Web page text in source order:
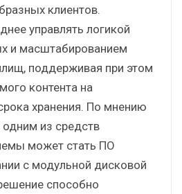
клиентов.
управлять логикой
и масштабированием
поддерживая при этом
контента на
хранения. По мнению
одним из средств
может стать ПО
с модульной дисковой
способно